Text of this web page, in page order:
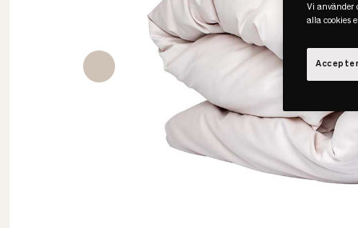
Vi använder
alla cookies